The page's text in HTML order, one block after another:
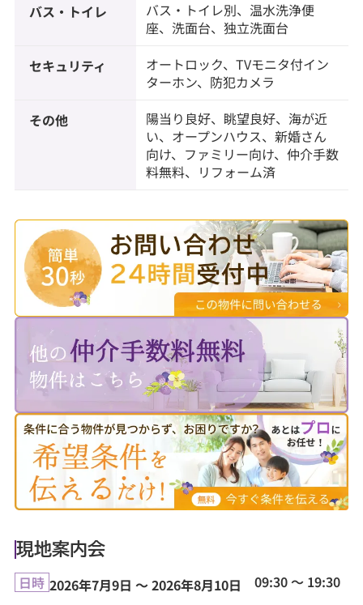
バス・トイレ
バス・トイレ別、温水洗浄便
座、洗面台、独立洗面台
セキュリティ
オートロック、TVモニタ付イン
ターホン、防犯カメラ
その他
陽当り良好、眺望良好、海が近
い、オープンハウス、新婚さん
向け、ファミリー向け、仲介手数
料無料、リフォーム済
現地案内会
日時 2026年7月9日 ～ 2026年8月10日 09:30 ～ 19:30